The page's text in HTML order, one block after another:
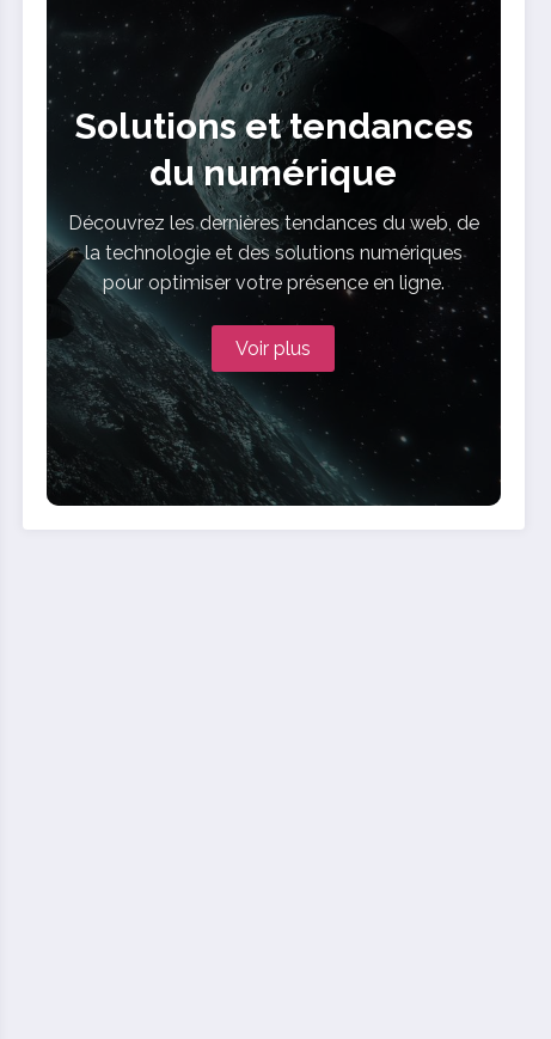
Solutions et tendances
du numérique
Découvrez les dernières tendances du web, de
la technologie et des solutions numériques
pour optimiser votre présence en ligne.
Voir plus